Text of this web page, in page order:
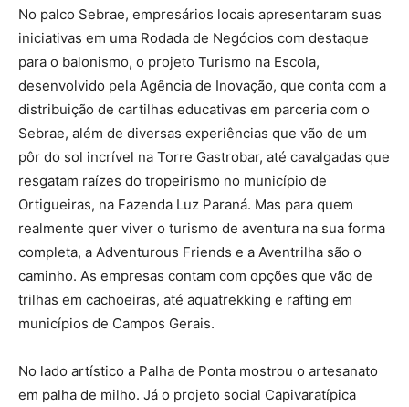
No palco Sebrae, empresários locais apresentaram suas
iniciativas em uma Rodada de Negócios com destaque
para o balonismo, o projeto Turismo na Escola,
desenvolvido pela Agência de Inovação, que conta com a
distribuição de cartilhas educativas em parceria com o
Sebrae, além de diversas experiências que vão de um
pôr do sol incrível na Torre Gastrobar, até cavalgadas que
resgatam raízes do tropeirismo no município de
Ortigueiras, na Fazenda Luz Paraná. Mas para quem
realmente quer viver o turismo de aventura na sua forma
completa, a Adventurous Friends e a Aventrilha são o
caminho. As empresas contam com opções que vão de
trilhas em cachoeiras, até aquatrekking e rafting em
municípios de Campos Gerais.
No lado artístico a Palha de Ponta mostrou o artesanato
em palha de milho. Já o projeto social Capivaratípica